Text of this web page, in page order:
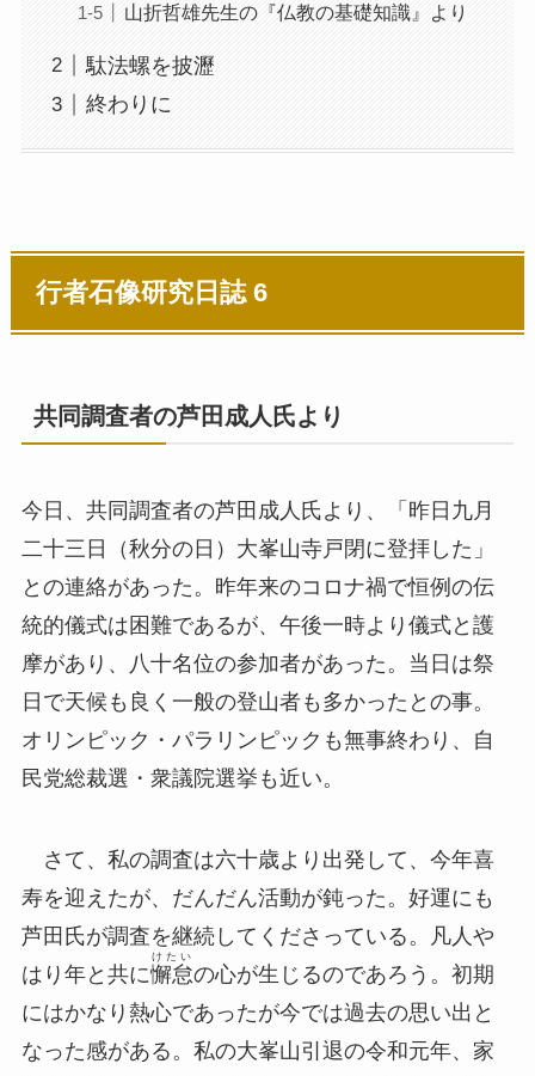
山折哲雄先生の『仏教の基礎知識』より
駄法螺を披瀝
終わりに
行者石像研究日誌 6
共同調査者の芦田成人氏より
今日、共同調査者の芦田成人氏より、「昨日九月
二十三日（秋分の日）大峯山寺戸閉に登拝した」
との連絡があった。昨年来のコロナ禍で恒例の伝
統的儀式は困難であるが、午後一時より儀式と護
摩があり、八十名位の参加者があった。当日は祭
日で天候も良く一般の登山者も多かったとの事。
オリンピック・パラリンピックも無事終わり、自
民党総裁選・衆議院選挙も近い。
さて、私の調査は六十歳より出発して、今年喜
寿を迎えたが、だんだん活動が鈍った。好運にも
芦田氏が調査を継続してくださっている。凡人や
はり年と共に懈怠
けたい
の心が生じるのであろう。初期
にはかなり熱心であったが今では過去の思い出と
なった感がある。私の大峯山引退の令和元年、家